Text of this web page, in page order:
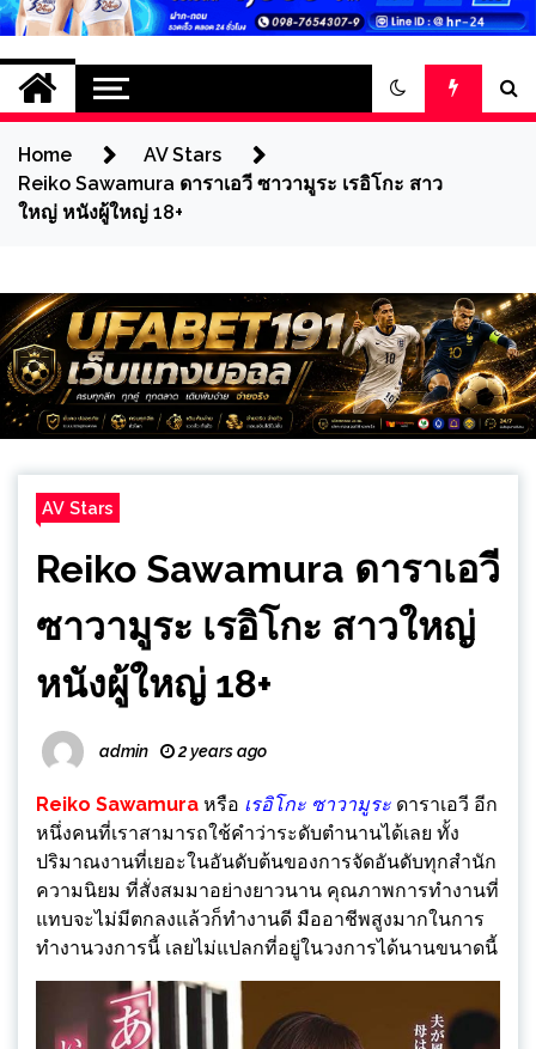
Home
AV Stars
Reiko Sawamura ดาราเอวี ซาวามูระ เรอิโกะ สาว
ใหญ่ หนังผู้ใหญ่ 18+
AV Stars
Reiko Sawamura ดาราเอวี
ซาวามูระ เรอิโกะ สาวใหญ่
หนังผู้ใหญ่ 18+
admin 2 years ago
Reiko Sawamura หรือ เรอิโกะ ซาวามูระ ดาราเอวี อีก
หนึ่งคนที่เราสามารถใช้คำว่าระดับตำนานได้เลย ทั้ง
ปริมาณงานที่เยอะในอันดับต้นของการจัดอันดับทุกสำนัก
ความนิยม ที่สั่งสมมาอย่างยาวนาน คุณภาพการทำงานที่
แทบจะไม่มีตกลงแล้วก็ทำงานดี มืออาชีพสูงมากในการ
ทำงานวงการนี้ เลยไม่แปลกที่อยู่ในวงการได้นานขนาดนี้